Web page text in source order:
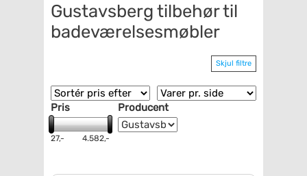
Gustavsberg tilbehør til
badeværelsesmøbler
Skjul filtre
Pris
27,- 4.582,-
Producent